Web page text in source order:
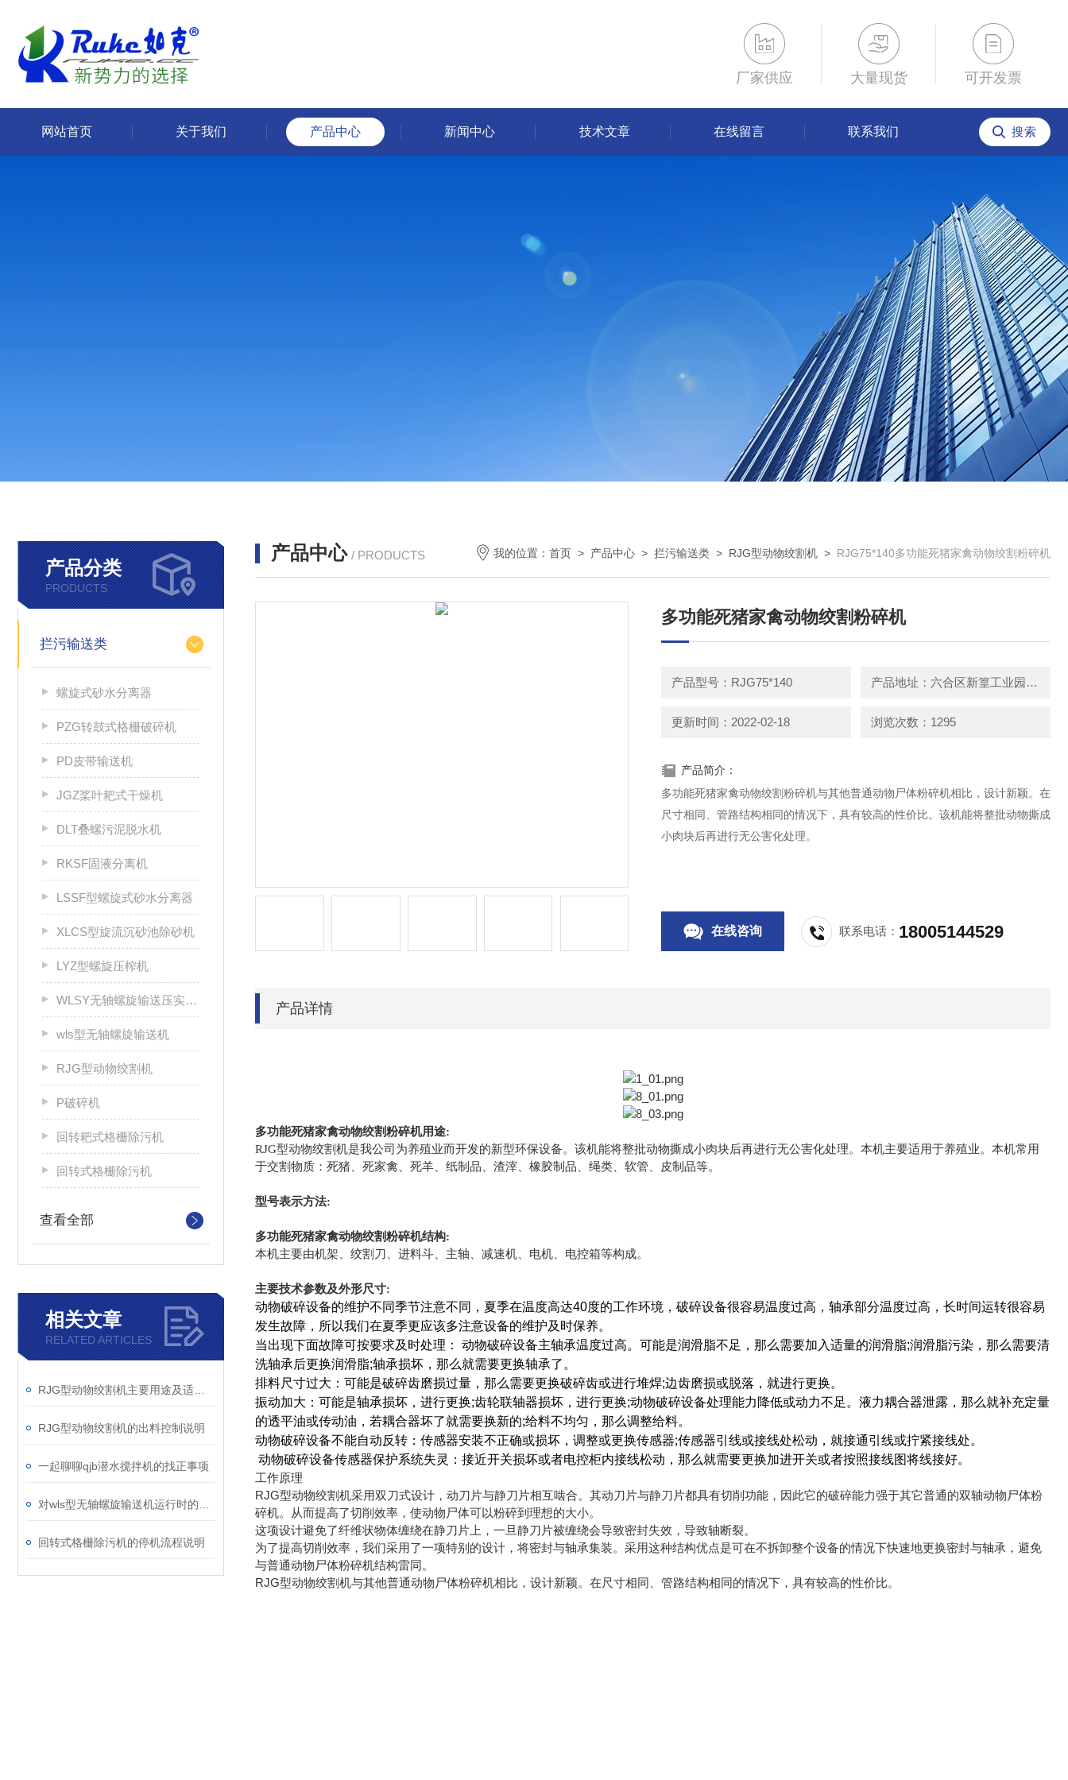
厂家供应 大量现货 可开发票
网站首页 关于我们 产品中心 新闻中心 技术文章 在线留言 联系我们
产品分类
PRODUCTS
拦污输送类
螺旋式砂水分离器
PZG转鼓式格栅破碎机
PD皮带输送机
JGZ桨叶耙式干燥机
DLT叠螺污泥脱水机
RKSF固液分离机
LSSF型螺旋式砂水分离器
XLCS型旋流沉砂池除砂机
LYZ型螺旋压榨机
WLSY无轴螺旋输送压实一体机
wls型无轴螺旋输送机
RJG型动物绞割机
P破碎机
回转耙式格栅除污机
回转式格栅除污机
查看全部
相关文章
RELATED ARTICLES
RJG型动物绞割机的出料控制说明
一起聊聊qjb潜水搅拌机的找正事项
回转式格栅除污机的停机流程说明
产品中心 / PRODUCTS 我的位置： 首页 > 产品中心 > 拦污输送类 > RJG型动物绞割机 > RJG75*140多功能死猪家禽动物绞割粉碎机
多功能死猪家禽动物绞割粉碎机
产品型号：RJG75*140 产品地址：六合区新篁工业园园区中路3号
更新时间：2022-02-18 浏览次数：1295
产品简介：
多功能死猪家禽动物绞割粉碎机与其他普通动物尸体粉碎机相比，设计新颖。在
尺寸相同、管路结构相同的情况下，具有较高的性价比。该机能将整批动物撕成
小肉块后再进行无公害化处理。
在线咨询 联系电话： 18005144529
产品详情
多功能死猪家禽动物绞割粉碎机用途:
RJG型动物绞割机是我公司为养殖业而开发的新型环保设备。该机能将整批动物撕成小肉块后再进行无公害化处理。本机主要适用于养殖业。 本机常用
于交割物质：死猪、死家禽、死羊、纸制品、渣滓、橡胶制品、绳类、软管、皮制品等。
型号表示方法:
多功能死猪家禽动物绞割粉碎机结构:
本机主要由机架、绞割刀、进料斗、主轴、减速机、电机、电控箱等构成。
主要技术参数及外形尺寸:
动物破碎设备的维护不同季节注意不同，夏季在温度高达40度的工作环境，破碎设备很容易温度过高，轴承部分温度过高，长时间运转很容易
发生故障，所以我们在夏季更应该多注意设备的维护及时保养。
当出现下面故障可按要求及时处理： 动物破碎设备主轴承温度过高。可能是润滑脂不足，那么需要加入适量的润滑脂;润滑脂污染，那么需要清
洗轴承后更换润滑脂;轴承损坏，那么就需要更换轴承了。
排料尺寸过大：可能是破碎齿磨损过量，那么需要更换破碎齿或进行堆焊;边齿磨损或脱落，就进行更换。
振动加大：可能是轴承损坏，进行更换;齿轮联轴器损坏，进行更换;动物破碎设备处理能力降低或动力不足。液力耦合器泄露，那么就补充定量
的透平油或传动油，若耦合器坏了就需要换新的;给料不均匀，那么调整给料。
动物破碎设备不能自动反转：传感器安装不正确或损坏，调整或更换传感器;传感器引线或接线处松动，就接通引线或拧紧接线处。
动物破碎设备传感器保护系统失灵：接近开关损坏或者电控柜内接线松动，那么就需要更换加进开关或者按照接线图将线接好。
工作原理
RJG型动物绞割机采用双刀式设计，动刀片与静刀片相互啮合。其动刀片与静刀片都具有切削功能，因此它的破碎能力强于其它普通的双轴动物尸体粉
碎机。从而提高了切削效率，使动物尸体可以粉碎到理想的大小。
这项设计避免了纤维状物体缠绕在静刀片上，一旦静刀片被缠绕会导致密封失效，导致轴断裂。
为了提高切削效率，我们采用了一项特别的设计，将密封与轴承集装。采用这种结构优点是可在不拆卸整个设备的情况下快速地更换密封与轴承，避免
与普通动物尸体粉碎机结构雷同。
RJG型动物绞割机与其他普通动物尸体粉碎机相比，设计新颖。在尺寸相同、管路结构相同的情况下，具有较高的性价比。